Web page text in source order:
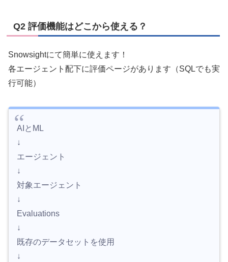
Q2 評価機能はどこから使える？
Snowsightにて簡単に使えます！
各エージェント配下に評価ページがあります（SQLでも実
行可能）
AIとML
↓
エージェント
↓
対象エージェント
↓
Evaluations
↓
既存のデータセットを使用
↓